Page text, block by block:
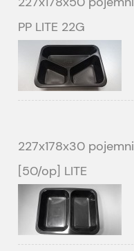
PP LITE 22G
227x178x30
[50/op] LITE